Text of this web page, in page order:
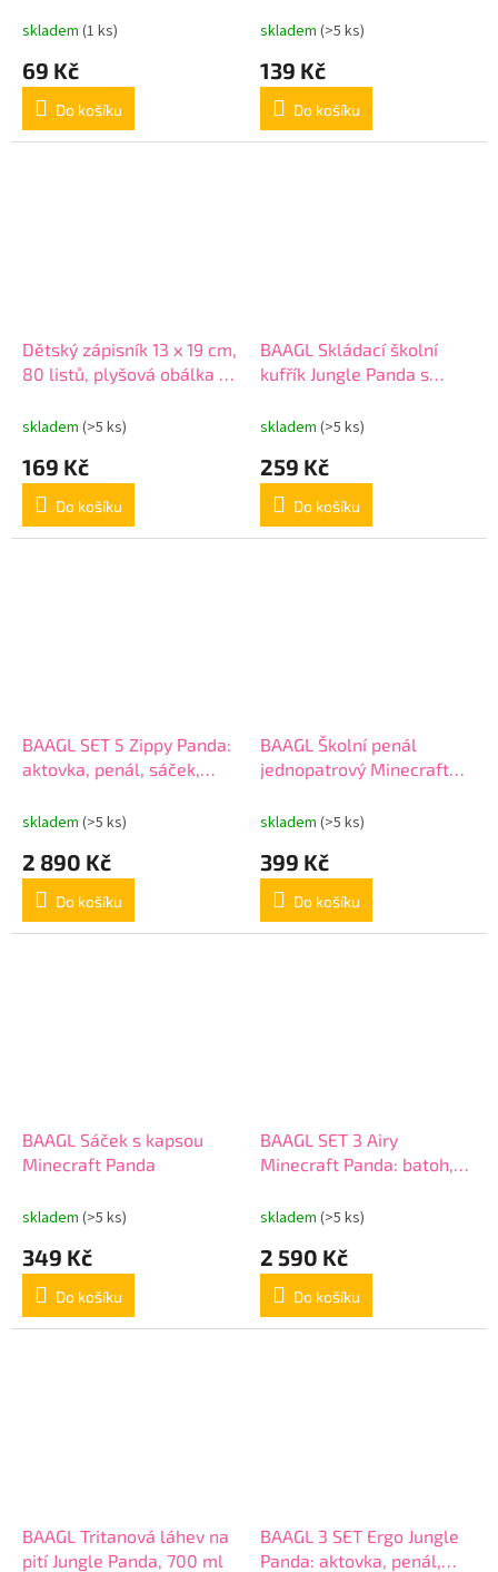
skladem (1 ks)
69 Kč
Do košíku
skladem (>5 ks)
139 Kč
Do košíku
Dětský zápisník 13 x 19 cm,
80 listů, plyšová obálka +
skladem (>5 ks)
169 Kč
Do košíku
BAAGL Skládací školní
kufřík Jungle Panda s
skladem (>5 ks)
259 Kč
Do košíku
BAAGL SET 5 Zippy Panda:
aktovka, penál, sáček,
skladem (>5 ks)
2 890 Kč
Do košíku
BAAGL Školní penál
jednopatrový Minecraft
skladem (>5 ks)
399 Kč
Do košíku
BAAGL Sáček s kapsou
Minecraft Panda
skladem (>5 ks)
349 Kč
Do košíku
BAAGL SET 3 Airy
Minecraft Panda: batoh,
skladem (>5 ks)
2 590 Kč
Do košíku
BAAGL Tritanová láhev na
pití Jungle Panda, 700 ml
BAAGL 3 SET Ergo Jungle
Panda: aktovka, penál,